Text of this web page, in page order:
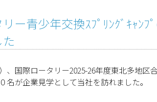
ー青少年交換ｽﾌﾟﾘﾝｸﾞｷｬﾝ
、国際ロータリー2025-26年度東北多地
名が企業見学として当社を訪れました。